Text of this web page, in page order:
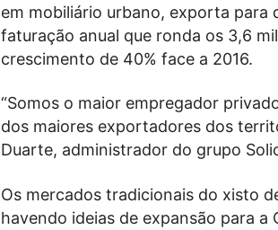
em mobiliário urbano, exporta para
faturação anual que ronda os 3,6
crescimento de 40% face a 2016.
“Somos o maior empregador
dos maiores exportadores dos
Duarte, administrador do grupo
Os mercados tradicionais do xisto
havendo ideias de expansão para a